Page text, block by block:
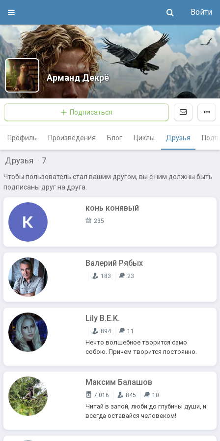
Войти
Арманд Декрё
Подписаться
Профиль Произведения Блог Циклы Друзья
Друзья · 7
Чтобы пользователь стал вашим другом, вы с ним должны быть
подписаны друг на друга.
конь конявый
235
Валерий Рябых
183 23
Lily B.E.K.
894 11
Нечто волшебное творится само
собою. Причем творится постоянно.
Максим Балашов
7 016 845 10
Читай в запой, люби до глубины души, и
всегда оставайся человеком!